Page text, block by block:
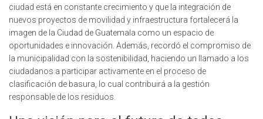
ciudad está en constante crecimiento y que la integración de
nuevos proyectos de movilidad y infraestructura fortalecerá la
imagen de la Ciudad de Guatemala como un espacio de
oportunidades e innovación. Además, recordó el compromiso de
la municipalidad con la sostenibilidad, haciendo un llamado a los
ciudadanos a participar activamente en el proceso de
clasificación de basura, lo cual contribuirá a la gestión
responsable de los residuos.